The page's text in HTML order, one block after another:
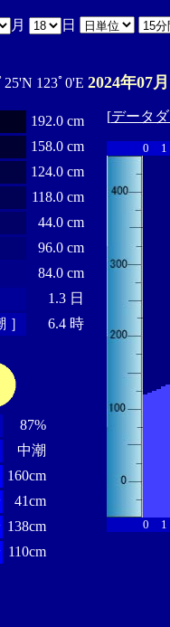
月 日
25'N 123ﾟ0'E 2024年07
192.0 cm
158.0 cm
124.0 cm
118.0 cm
44.0 cm
96.0 cm
84.0 cm
1.3 日
6.4 時
87%
中潮
160cm
41cm
138cm
110cm
[データ
0 1
0 1